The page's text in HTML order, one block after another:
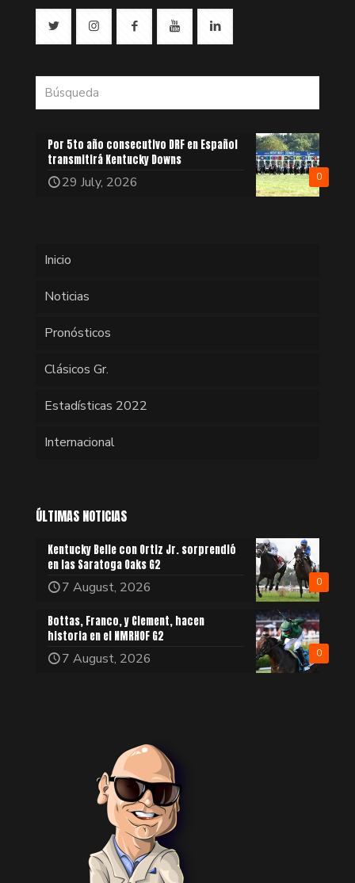
0
Por 5to año consecutivo DRF en Español
transmitirá Kentucky Downs
29 July, 2026
Inicio
Noticias
Pronósticos
Clásicos Gr.
Estadísticas 2022
Internacional
ÚLTIMAS NOTICIAS
0
Kentucky Belle con Ortiz Jr. sorprendió
en las Saratoga Oaks G2
7 August, 2026
0
Bottas, Franco, y Clement, hacen
historia en el NMRHOF G2
7 August, 2026